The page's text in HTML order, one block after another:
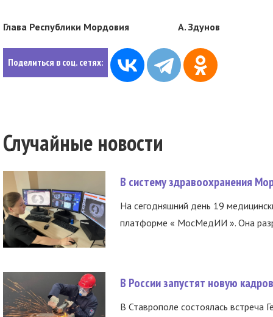
Глава Республики Мордовия А. Здунов
Поделиться в соц. сетях:
Случайные новости
В систему здравоохранения
На сегодняшний день 19
платформе « МосМедИИ ». Она
В России запустят новую
В Ставрополе состоялась встреча